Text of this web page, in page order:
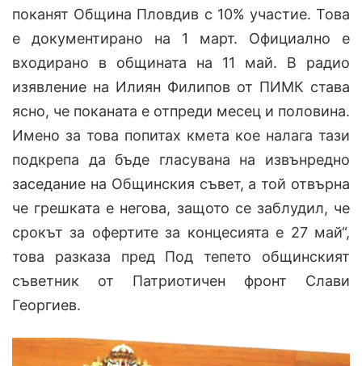
поканят Община Пловдив с 10% участие. Това
е документирано на 1 март. Официално е
входирано в общината на 11 май. В радио
изявление на Илиян Филипов от ПИМК става
ясно, че поканата е отпреди месец и половина.
Имено за това попитах кмета кое налага тази
подкрепа да бъде гласувана на извънредно
заседание на Общинския съвет, а той отвърна
че грешката е негова, защото се заблудил, че
срокът за офертите за концесията е 27 май“,
това разказа пред Под тепето общинският
съветник от Патриотичен фронт Слави
Георгиев.